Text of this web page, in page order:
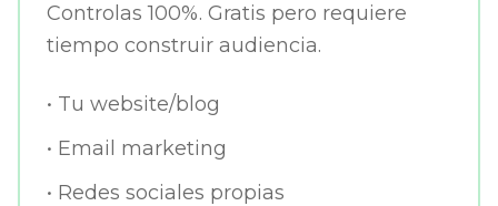
Controlas 100%. Gratis pero requiere
tiempo construir audiencia.
• Tu website/blog
• Email marketing
• Redes sociales propias